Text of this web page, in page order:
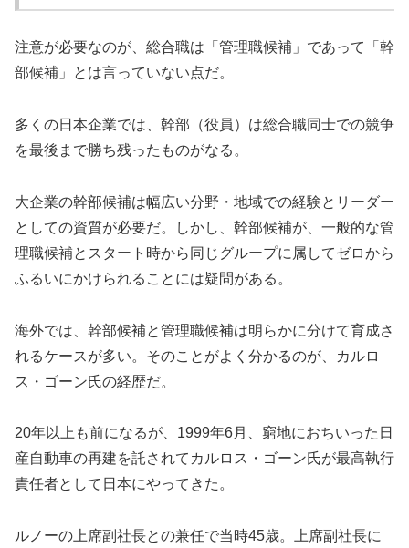
注意が必要なのが、総合職は「管理職候補」であって「幹
部候補」とは言っていない点だ。
多くの日本企業では、幹部（役員）は総合職同士での競争
を最後まで勝ち残ったものがなる。
大企業の幹部候補は幅広い分野・地域での経験とリーダー
としての資質が必要だ。しかし、幹部候補が、一般的な管
理職候補とスタート時から同じグループに属してゼロから
ふるいにかけられることには疑問がある。
海外では、幹部候補と管理職候補は明らかに分けて育成さ
れるケースが多い。そのことがよく分かるのが、カルロ
ス・ゴーン氏の経歴だ。
20年以上も前になるが、1999年6月、窮地におちいった日
産自動車の再建を託されてカルロス・ゴーン氏が最高執行
責任者として日本にやってきた。
ルノーの上席副社長との兼任で当時45歳。上席副社長に